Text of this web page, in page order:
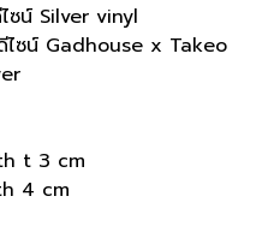
ซน์ Silver vinyl
ซน์ Gadhouse x Takeo
t 3 cm
4 cm